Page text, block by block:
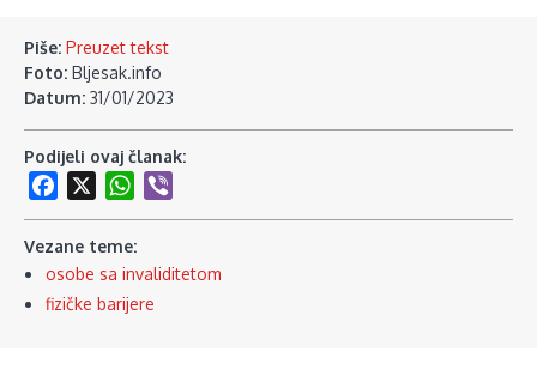
Piše: Preuzet tekst
Foto: Bljesak.info
Datum: 31/01/2023
Podijeli ovaj članak:
Facebook
WhatsApp
Vezane teme:
osobe sa invaliditetom
fizičke barijere